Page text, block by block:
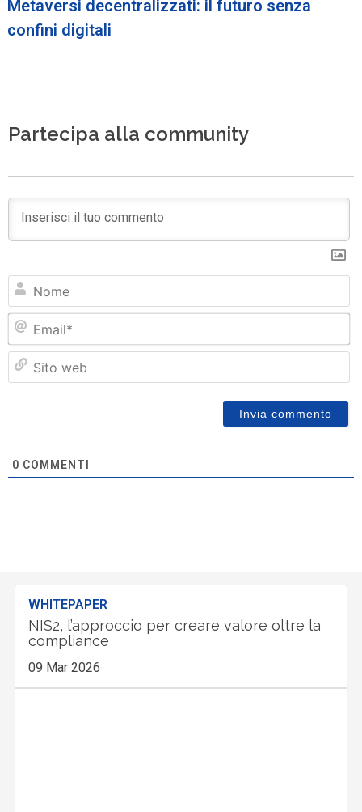
Metaversi decentralizzati: il futuro senza
confini digitali
Partecipa alla community
0 COMMENTI
WHITEPAPER
NIS2, l’approccio per creare valore oltre la
compliance
09 Mar 2026